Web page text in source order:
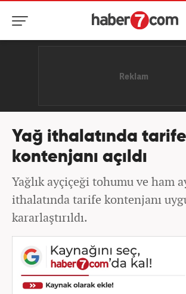
Yağ ithalatında tarife
kontenjanı açıldı
Yağlık ayçiçeği tohumu ve ham
ithalatında tarife kontenjanı
kararlaştırıldı.